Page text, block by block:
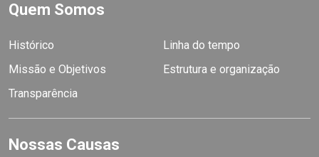
Quem Somos
Histórico
Linha do tempo
Missão e Objetivos
Estrutura e organização
Transparência
Nossas Causas